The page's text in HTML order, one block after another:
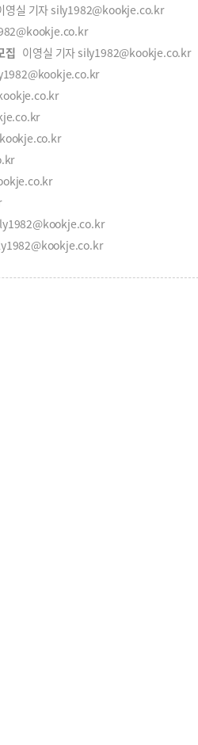
영실 기자 sily1982@kookje.co.kr
집 이영실 기자 sily1982@kookje.co.kr